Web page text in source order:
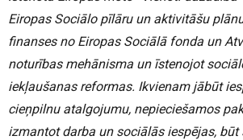
Eiropas Sociālo pīlāru un aktivitāšu
finanses no Eiropas Sociālā fonda un
noturības mehānisma un īstenojot
iekļaušanas reformas. Ikvienam jābūt
cieņpilnu atalgojumu, nepieciešamos
izmantot darba un sociālās iespējas,